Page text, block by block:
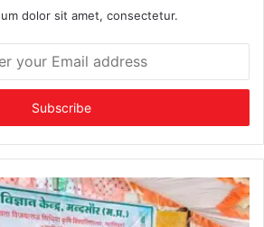
dolor sit amet, consectetur.